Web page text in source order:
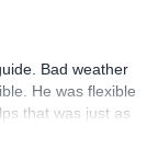
Bad weather
He was flexible
that was just as
.